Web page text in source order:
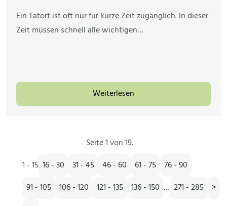
Ein Tatort ist oft nur für kurze Zeit zugänglich. In dieser
Zeit müssen schnell alle wichtigen…
Weiterlesen
Seite 1 von 19.
1 - 15 16 - 30 31 - 45 46 - 60 61 - 75
76 - 90
91 - 105
106 - 120 121 - 135 136 - 150 … 271 - 285
>